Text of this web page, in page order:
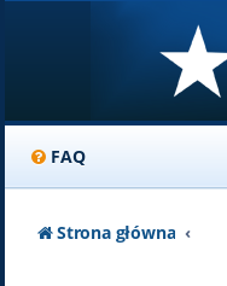
FAQ
Strona główna